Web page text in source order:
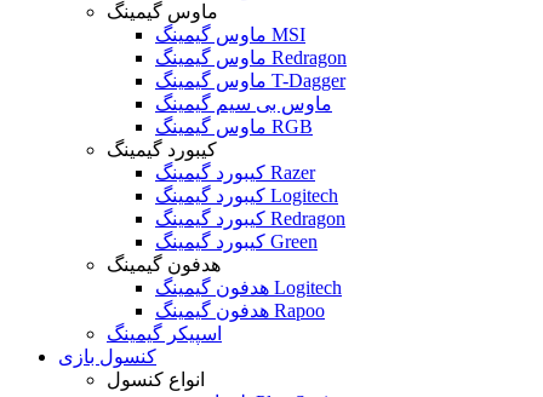
ماوس گیمینگ
ماوس گیمینگ MSI
ماوس گیمینگ Redragon
ماوس گیمینگ T-Dagger
ماوس بی سیم گیمینگ
ماوس گیمینگ RGB
کیبورد گیمینگ
کیبورد گیمینگ Razer
کیبورد گیمینگ Logitech
کیبورد گیمینگ Redragon
کیبورد گیمینگ Green
هدفون گیمینگ
هدفون گیمینگ Logitech
هدفون گیمینگ Rapoo
اسپیکر گیمینگ
کنسول بازی
انواع کنسول